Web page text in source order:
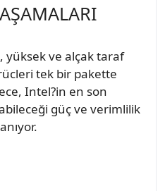
yüksek ve alçak taraf
tek bir pakette
Intel?in en son
güç ve verimlilik